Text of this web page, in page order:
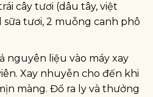
cây tươi (dâu tây, việt
tươi, 2 muỗng canh phô
nguyên liệu vào máy xay
Xay nhuyễn cho đến khi
màng. Đổ ra ly và thưởng